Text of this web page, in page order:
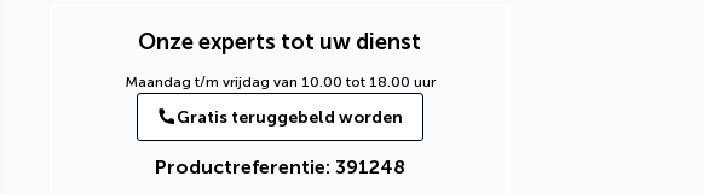
Onze experts tot uw dienst
Maandag t/m vrijdag van 10.00 tot 18.00 uur
Gratis teruggebeld worden
Productreferentie: 391248